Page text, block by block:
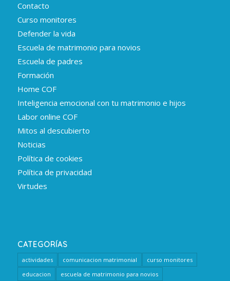
Contacto
Curso monitores
Defender la vida
Escuela de matrimonio para novios
Escuela de padres
Formación
Home COF
Inteligencia emocional con tu matrimonio e hijos
Labor online COF
Mitos al descubierto
Noticias
Política de cookies
Política de privacidad
Virtudes
CATEGORÍAS
actividades comunicacion matrimonial
curso monitores
educacion
escuela de matrimonio para novios